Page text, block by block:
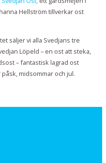
Hellström tillverkar ost
säljer vi alla Svedjans tre
Löpeld – en ost att steka,
– fantastisk lagrad ost
midsommar och jul.